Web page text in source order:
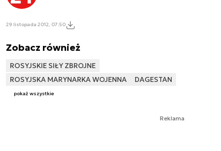
29 listopada 2012, 07:50
Zobacz również
ROSYJSKIE SIŁY ZBROJNE
ROSYJSKA MARYNARKA WOJENNA
DAGESTAN
pokaż wszystkie
Reklama